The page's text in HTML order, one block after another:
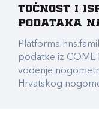
točnost i
podataka
Platforma
podatke iz
vođenje
Hrvatskog